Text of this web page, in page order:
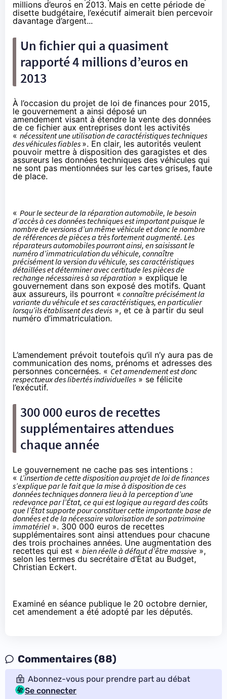
millions d’euros en 2013. Mais en cette période de
disette budgétaire, l’exécutif aimerait bien percevoir
davantage d’argent...
Un fichier qui a quasiment
rapporté 4 millions d’euros en
2013
À l’occasion du projet de loi de finances pour 2015,
le gouvernement a ainsi déposé un
amendement visant à étendre la vente des données
de ce fichier aux entreprises dont les activités
« nécessitent une utilisation de caractéristiques techniques
des véhicules fiables ». En clair, les autorités veulent
pouvoir mettre à disposition des garagistes et des
assureurs les données techniques des véhicules qui
ne sont pas mentionnées sur les cartes grises, faute
de place.
« Pour le secteur de la réparation automobile, le besoin
d’accès à ces données techniques est important puisque le
nombre de versions d’un même véhicule et donc le nombre
de références de pièces a très fortement augmenté. Les
réparateurs automobiles pourront ainsi, en saisissant le
numéro d’immatriculation du véhicule, connaître
précisément la version du véhicule, ses caractéristiques
détaillées et déterminer avec certitude les pièces de
rechange nécessaires à sa réparation » explique le
gouvernement dans son exposé des motifs. Quant
aux assureurs, ils pourront « connaître précisément la
variante du véhicule et ses caractéristiques, en particulier
lorsqu’ils établissent des devis », et ce à partir du seul
numéro d’immatriculation.
L’amendement prévoit toutefois qu’il n’y aura pas de
communication des noms, prénoms et adresses des
personnes concernées. « Cet amendement est donc
respectueux des libertés individuelles » se félicite
l’exécutif.
300 000 euros de recettes
supplémentaires attendues
chaque année
Le gouvernement ne cache pas ses intentions :
« L’insertion de cette disposition au projet de loi de finances
s’explique par le fait que la mise à disposition de ces
données techniques donnera lieu à la perception d’une
redevance par l’État, ce qui est logique au regard des coûts
que l’État supporte pour constituer cette importante base de
données et de la nécessaire valorisation de son patrimoine
immatériel ». 300 000 euros de recettes
supplémentaires sont ainsi attendues pour chacune
des trois prochaines années. Une augmentation des
recettes qui est « bien réelle à défaut d’êtremassive »,
selon les termes du secrétaire d’État au Budget,
Christian Eckert.
Examiné en séance publique le 20 octobre dernier,
cet amendement a été adopté par les députés.
Commentaires (88)
Abonnez-vous pour prendre part au débat
Se connecter